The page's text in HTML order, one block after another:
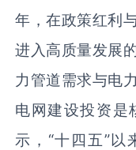
年，在政策红利
进入高质量发展
力管道需求与电
电网建设投资是
示，“十四五”以